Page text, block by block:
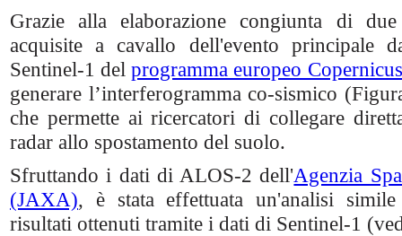
Grazie alla elaborazione congiunta di
acquisite a cavallo dell'evento principale
Sentinel-1 delprogramma europeo Copernicus
generare l’interferogramma co-sismico
che permette ai ricercatori di collegare
radar allo spostamento del suolo.
Sfruttando i dati di ALOS-2 dell'Agenzia
(JAXA), è stata effettuata un'analisi
risultati ottenuti tramite i dati di Sentinel-1